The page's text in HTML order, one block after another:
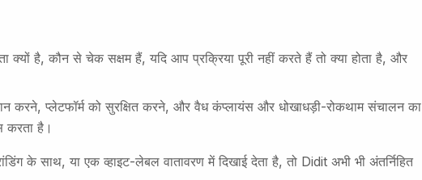
है, कौन से चेक सक्षम हैं, यदि आप प्रक्रिया पूरी नहीं करते हैं तो क्या होता है, और
करने, प्लेटफॉर्म को सुरक्षित करने, और वैध कंप्लायंस और धोखाधड़ी-रोकथाम संचालन का
करता है।
के साथ, या एक व्हाइट-लेबल वातावरण में दिखाई देता है, तो Didit अभी भी अंतर्निहित